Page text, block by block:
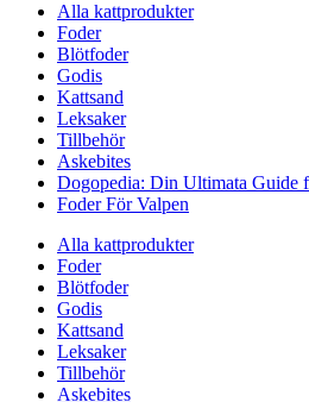
Alla kattprodukter
Foder
Blötfoder
Godis
Kattsand
Leksaker
Tillbehör
Askebites
Dogopedia: Din Ultimata Guide
Foder För Valpen
Alla kattprodukter
Foder
Blötfoder
Godis
Kattsand
Leksaker
Tillbehör
Askebites